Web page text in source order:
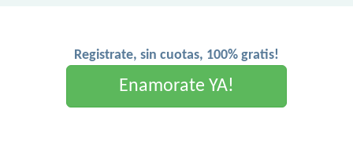
Registrate, sin cuotas, 100% gratis!
Enamorate YA!